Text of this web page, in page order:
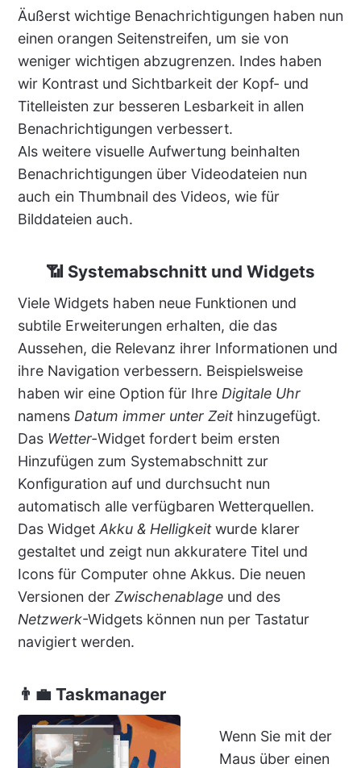
Äußerst wichtige Benachrichtigungen haben nun
einen orangen Seitenstreifen, um sie von
weniger wichtigen abzugrenzen. Indes haben
wir Kontrast und Sichtbarkeit der Kopf- und
Titelleisten zur besseren Lesbarkeit in allen
Benachrichtigungen verbessert.
Als weitere visuelle Aufwertung beinhalten
Benachrichtigungen über Videodateien nun
auch ein Thumbnail des Videos, wie für
Bilddateien auch.
📶 Systemabschnitt und Widgets
Viele Widgets haben neue Funktionen und
subtile Erweiterungen erhalten, die das
Aussehen, die Relevanz ihrer Informationen und
ihre Navigation verbessern. Beispielsweise
haben wir eine Option für Ihre Digitale Uhr
namens Datum immer unter Zeithinzugefügt.
Das Wetter-Widget fordert beim ersten
Hinzufügen zum Systemabschnitt zur
Konfiguration auf und durchsucht nun
automatisch alle verfügbaren Wetterquellen.
Das Widget Akku & Helligkeitwurde klarer
gestaltet und zeigt nun akkuratere Titel und
Icons für Computer ohne Akkus. Die neuen
Versionen der Zwischenablageund des
Netzwerk-Widgets können nun per Tastatur
navigiert werden.
👨‍💼 Taskmanager
Wenn Sie mit der
Maus über einen